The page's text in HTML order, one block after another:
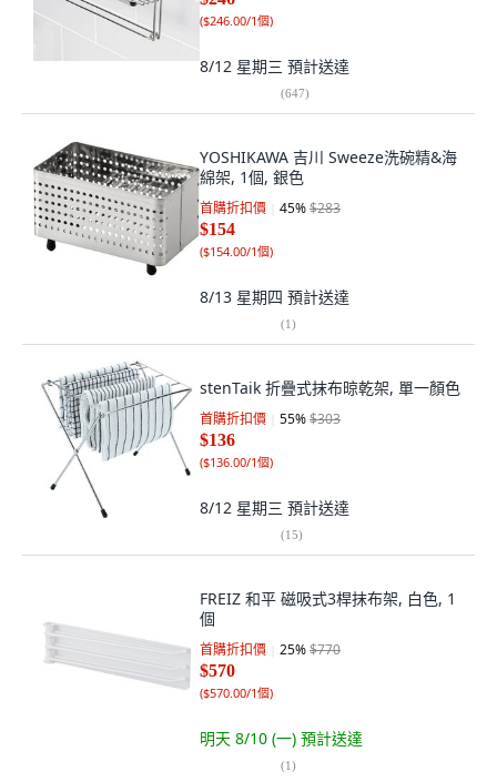
($246.00/1個)
8/12 星期三 預計送達
(647)
YOSHIKAWA 吉川 Sweeze洗碗精&海
綿架, 1個, 銀色
首購折扣價 45%$283
$154
($154.00/1個)
8/13 星期四 預計送達
(1)
stenTaik 折疊式抹布晾乾架, 單一顏色
首購折扣價 55%$303
$136
($136.00/1個)
8/12 星期三 預計送達
(15)
FREIZ 和平 磁吸式3桿抹布架, 白色, 1
個
首購折扣價 25%$770
$570
($570.00/1個)
明天 8/10 (一) 預計送達
(1)